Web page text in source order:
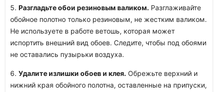
5. Разгладьте обои резиновым валиком. Разглаживайте
обойное полотно только резиновым, не жестким валиком.
Не используете в работе ветошь, которая может
испортить внешний вид обоев. Следите, чтобы под обоями
не оставались пузырьки воздуха.
6. Удалите излишки обоев и клея. Обрежьте верхний и
нижний края обойного полотна, оставленные на припуски,